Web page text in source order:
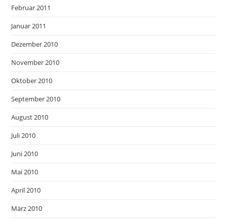
Februar 2011
Januar 2011
Dezember 2010
November 2010
Oktober 2010
September 2010
August 2010
Juli 2010
Juni 2010
Mai 2010
April 2010
März 2010